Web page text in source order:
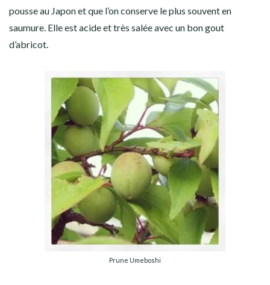
pousse au Japon et que l’on conserve le plus souvent en
saumure. Elle est acide et très salée avec un bon gout
d’abricot.
Prune Umeboshi